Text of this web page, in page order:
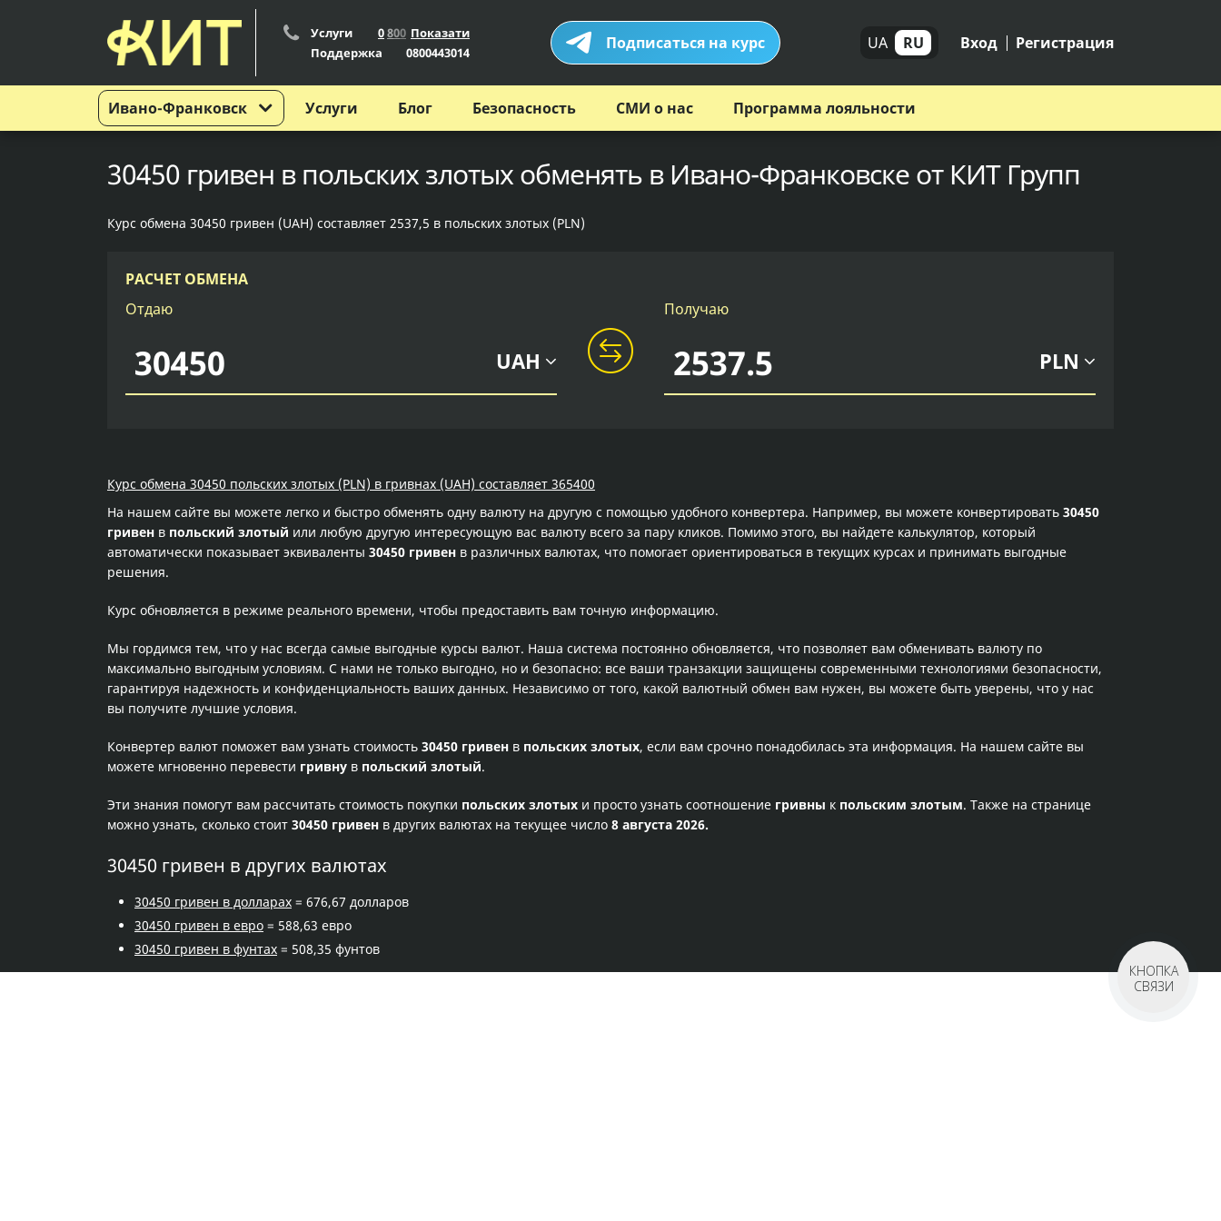
Ивано-Франковск
Услуги 0800 Показати
Поддержка
0800443014 Подписаться на курс UA RU Вход Регистрация
Услуги Блог Безопасность СМИ о нас Программа лояльности
30450 гривен в польских злотых обменять в Ивано-Франковске от КИТ Групп
Курс обмена 30450 гривен (UAH) составляет 2537,5 в польских злотых (PLN)
РАСЧЕТ ОБМЕНА
Отдаю
UAH
Получаю
PLN
Курс обмена 30450 польских злотых (PLN) в гривнах (UAH) составляет 365400
На нашем сайте вы можете легко и быстро обменять одну валюту на другую с помощью удобного конвертера. Например, вы можете конвертировать 30450
гривен в польский злотый или любую другую интересующую вас валюту всего за пару кликов. Помимо этого, вы найдете калькулятор, который
автоматически показывает эквиваленты 30450 гривен в различных валютах, что помогает ориентироваться в текущих курсах и принимать выгодные
решения.
Курс обновляется в режиме реального времени, чтобы предоставить вам точную информацию.
Мы гордимся тем, что у нас всегда самые выгодные курсы валют. Наша система постоянно обновляется, что позволяет вам обменивать валюту по
максимально выгодным условиям. С нами не только выгодно, но и безопасно: все ваши транзакции защищены современными технологиями безопасности,
гарантируя надежность и конфиденциальность ваших данных. Независимо от того, какой валютный обмен вам нужен, вы можете быть уверены, что у нас
вы получите лучшие условия.
Конвертер валют поможет вам узнать стоимость 30450 гривен в польских злотых, если вам срочно понадобилась эта информация. На нашем сайте вы
можете мгновенно перевести гривну в польский злотый.
Эти знания помогут вам рассчитать стоимость покупки польских злотых и просто узнать соотношение гривны к польским злотым. Также на странице
можно узнать, сколько стоит 30450 гривен в других валютах на текущее число 8 августа 2026.
30450 гривен в других валютах
30450 гривен в долларах = 676,67 долларов
30450 гривен в евро = 588,63 евро
30450 гривен в фунтах = 508,35 фунтов
КНОПКА
СВЯЗИ